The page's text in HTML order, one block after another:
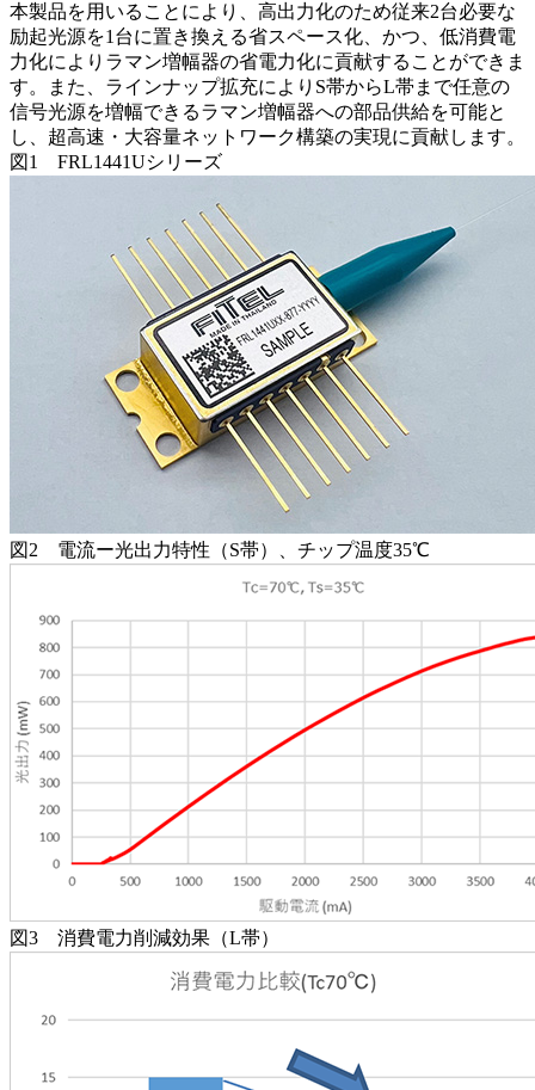
本製品を用いることにより、高出力化のため従来2台必要な
励起光源を1台に置き換える省スペース化、かつ、低消費電
力化によりラマン増幅器の省電力化に貢献することができま
す。また、ラインナップ拡充によりS帯からL帯まで任意の
信号光源を増幅できるラマン増幅器への部品供給を可能と
し、超高速・大容量ネットワーク構築の実現に貢献します。
図1 FRL1441Uシリーズ
図2 電流ー光出力特性（S帯）、チップ温度35℃
図3 消費電力削減効果（L帯）